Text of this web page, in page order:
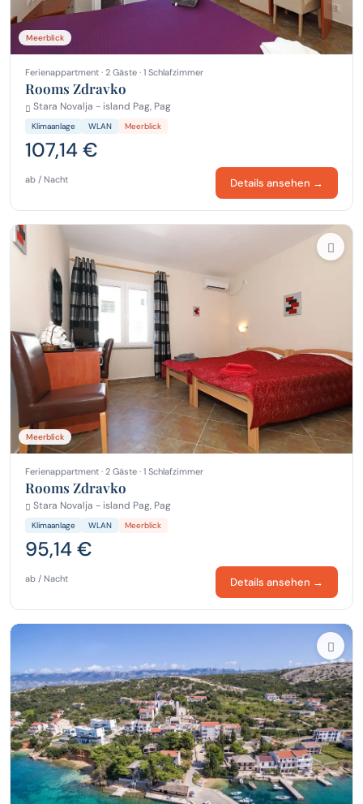
Meerblick
Ferienappartment · 2 Gäste · 1 Schlafzimmer
Rooms Zdravko
Stara Novalja - island Pag, Pag
Klimaanlage WLAN Meerblick
107,14 €
ab / Nacht Details ansehen →
Meerblick
Ferienappartment · 2 Gäste · 1 Schlafzimmer
Rooms Zdravko
Stara Novalja - island Pag, Pag
Klimaanlage WLAN Meerblick
95,14 €
ab / Nacht Details ansehen →